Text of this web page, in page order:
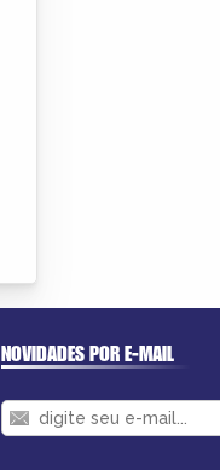
NOVIDADES POR E-MAIL